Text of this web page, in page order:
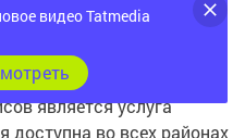
является услуга
доступна во всех районах
видео Tatmedia